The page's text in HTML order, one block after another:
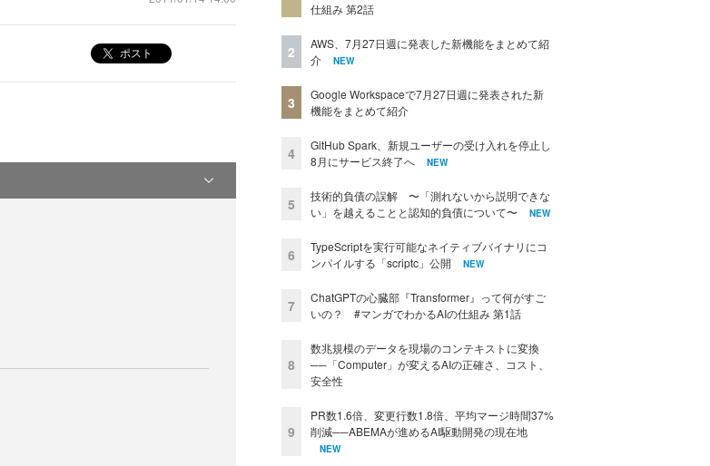
ポスト
仕組み 第2話
2
AWS、7月27日週に発表した新機能をまとめて紹
介
NEW
3
Google Workspaceで7月27日週に発表された新
機能をまとめて紹介
4
GitHub Spark、新規ユーザーの受け入れを停止し
8月にサービス終了へ
NEW
5
技術的負債の誤解 〜「測れないから説明できな
い」を越えることと認知的負債について〜
NEW
6
TypeScriptを実行可能なネイティブバイナリにコ
ンパイルする「scriptc」公開
NEW
7
ChatGPTの心臓部『Transformer』って何がすご
いの？ #マンガでわかるAIの仕組み 第1話
8
数兆規模のデータを現場のコンテキストに変換
──「Computer」が変えるAIの正確さ、コスト、
安全性
9
PR数1.6倍、変更行数1.8倍、平均マージ時間37%
削減──ABEMAが進めるAI駆動開発の現在地
NEW